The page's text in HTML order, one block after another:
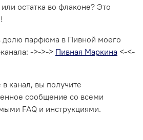
или остатка во флаконе? Это
долю парфюма в Пивной моего
->->-> Пивная Маркина <-<-
канал, вы получите
сообщение со всеми
FAQ и инструкциями.